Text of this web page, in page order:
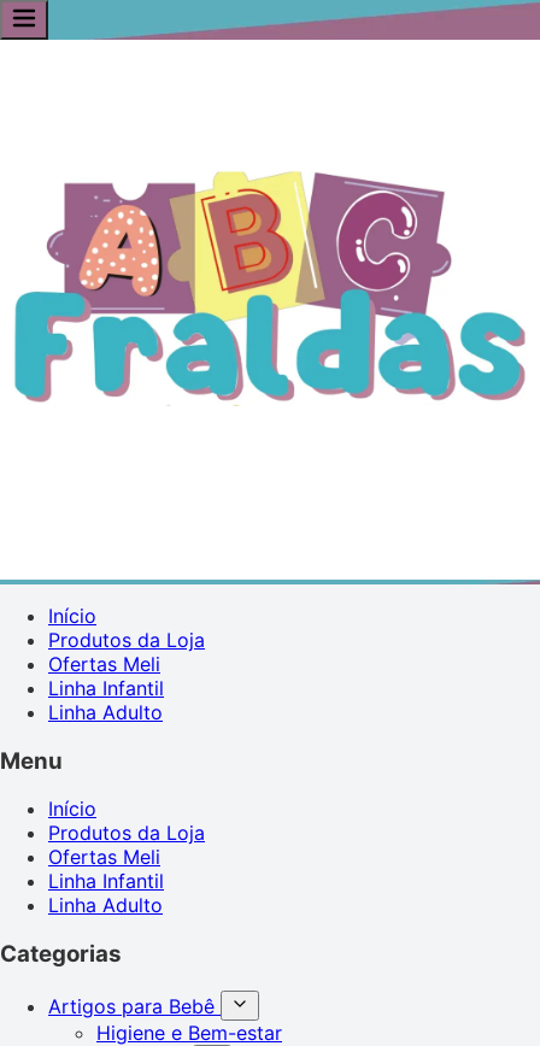
Início
Produtos da Loja
Ofertas Meli
Linha Infantil
Linha Adulto
Menu
Início
Produtos da Loja
Ofertas Meli
Linha Infantil
Linha Adulto
Categorias
Artigos para Bebê
Higiene e Bem-estar